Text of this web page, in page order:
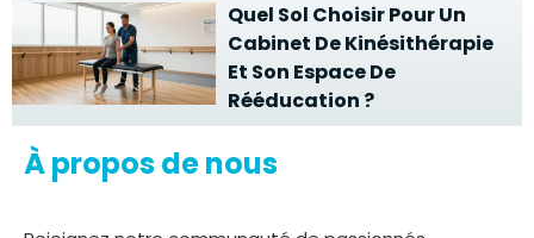
Quel Sol Choisir Pour Un
Cabinet De Kinésithérapie
Et Son Espace De
Rééducation ?
À propos de nous